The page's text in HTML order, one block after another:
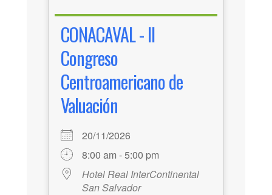
CONACAVAL - II
Congreso
Centroamericano de
Valuación
20/11/2026
8:00 am - 5:00 pm
Hotel Real InterContinental
San Salvador